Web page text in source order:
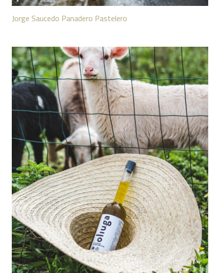
Jorge Saucedo Panadero Pastelero